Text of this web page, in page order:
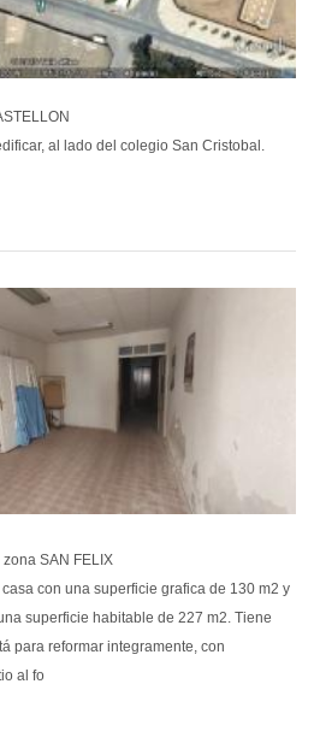
al lado del colegio San Cristobal.
SAN FELIX
con una superficie grafica de 130 m2 y
superficie habitable de 227 m2. Tiene
para reformar integramente, con
al fo